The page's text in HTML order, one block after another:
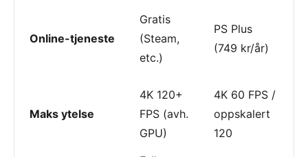
Online-tjeneste
Gratis
(Steam,
etc.)
PS Plus
(749 kr/år)
Maks ytelse
4K 120+
FPS (avh.
GPU)
4K 60 FPS /
oppskalert
120